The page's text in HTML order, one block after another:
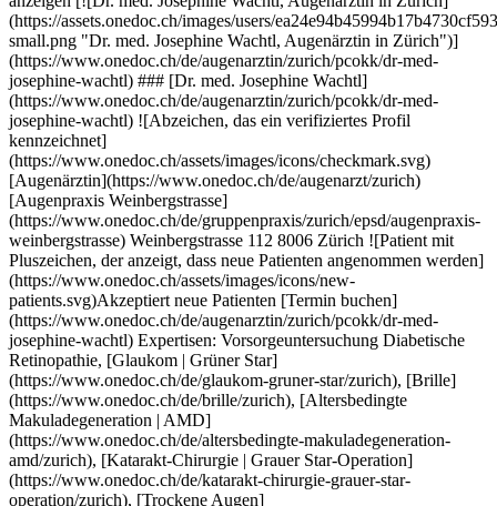
chtl) Expertisen: Vorsorgeuntersuchung Diabetische Retinopathie, [Glaukom | Grüner Star](https://www.onedoc.ch/de/glaukom-gruner-star/zurich), [Brille](https://www.onedoc.ch/de/brille/zurich), [Altersbedingte Makuladegeneration | AMD](https://www.onedoc.ch/de/altersbedingte-makuladegeneration-amd/zurich), [Katarakt-Chirurgie | Grauer Star-Operation](https://www.onedoc.ch/de/katarakt-chirurgie-grauer-star-operation/zurich), [Trockene Augen](https://www.onedoc.ch/de/trockene-augen/zurich), [Sehtest für den Führerschein](https://www.onedoc.ch/de/sehtest-fur-den-fuhrerschein/zurich), [Konjunktivitis | Bindehautentzündung](https://www.onedoc.ch/de/konjunktivitis-bindehautentzundung/zurich), [Gesichtsfeld](https://www.onedoc.ch/de/gesichtsfeld/zurich)Mehr anzeigen Expertisen: Vorsorgeuntersuchung Diabetische Retinopathie, [Glaukom | Grüner Star](https://www.onedoc.ch/de/glaukom-gruner-star/zurich), [Brille](https://www.onedoc.ch/de/brille/zurich), [Altersbedingte Makuladegeneration | AMD](https://www.onedoc.ch/de/altersbedingte-makuladegeneration-amd/zurich), [Katarakt-Chirurgie | Grauer Star-Operation](https://www.onedoc.ch/de/katarakt-chirurgie-grauer-star-operation/zurich), [Trockene Augen](https://www.onedoc.ch/de/trockene-augen/zurich), [Sehtest für den Führerschein](https://www.onedoc.ch/de/sehtest-fur-den-fuhrerschein/zurich), [Konjunktivitis | Bindehautentzündung](https://www.onedoc.ch/de/konjunktivitis-bindehautentzundung/zurich), [Gesichtsfeld](https://www.onedoc.ch/de/gesichtsfeld/zurich)Mehr anzeigen [![Dr. med. Andrea Olenik Memmel, Augenärztin in Zürich](https://assets.onedoc.ch/images/users/d9ecfc8cea8ef9b87b552c560af542634e550374cd0aade26d2d472569791249-small.jpg "Dr. med. Andrea Olenik Memmel, Augenärztin in Zürich")](https://www.onedoc.ch/de/augenarztin/zurich/pbji8/dr-med-andrea-olenik-memmel) ### [Dr. med. Andrea Olenik Memmel](https://www.onedoc.ch/de/augenarztin/zurich/pbji8/dr-med-andrea-olenik-memmel) ![Abzeichen, das ein verifiziertes Profil kennzeichnet](https://www.onedoc.ch/assets/images/icons/checkmark.svg) [Augenärztin](https://www.onedoc.ch/de/augenarzt/zurich) [Limmat Augenzentrum](https://www.onedoc.ch/de/medizinisches-zentrum/zurich/ewji/limmat-augenzentrum) Hardturmstrasse 133 8005 Zürich ![Patient mit Pluszeichen, der anzeigt, dass neue Patienten angenommen werden](https://www.onedoc.ch/assets/images/icons/new-patients.svg)Akzeptiert neue Patienten [Termin buchen](https://www.onedoc.ch/de/augenarztin/zurich/pbji8/dr-med-andrea-olenik-memmel) Expertisen: Vorsorgeuntersuchung Diabetische Retinopathie, [Altersbedingte Makuladegeneration | AMD](https://www.onedoc.ch/de/altersbedingte-makuladegeneration-amd/zurich), [Augencheck | Untersuchung der Sehkraft | Visustest](https://www.onedoc.ch/de/augencheck-untersuchung-der-sehkraft-visustest/zurich), [Katarakt-Chirurgie | Grauer Star-Operation](https://www.onedoc.ch/de/katarakt-chirurgie-grauer-star-operation/zurich), [Netzhautchirurgie](https://www.onedoc.ch/de/netzhautchirurgie/zurich)Mehr anzeigen Expertisen: Vorsorgeuntersuchung Diabetische Retinopathie, [Altersbedingte Makuladegeneration | AMD](https://www.onedoc.ch/de/altersbedingte-makuladegeneration-amd/zurich), [Augencheck | Untersuchung der Sehkraft | Visustest](https://www.onedoc.ch/de/augencheck-untersuchung-der-sehkraft-visustest/zurich), [Katarakt-Chirurgie | Grauer Star-Operation](https://www.onedoc.ch/de/katarakt-chirurgie-grauer-star-operation/zurich), [Netzhautchirurgie](https://www.onedoc.ch/de/netzhautchirurgie/zurich)Mehr anzeigen [![Dipl. Arzt Silvan Locher, Augenarzt in Zürich](https://assets.onedoc.ch/images/users/845338e5be60a4a58399299685603bb69fa03962a7114b9cf320fc78217b2a1c-small.jpg "Dipl. Arzt Silvan Locher, Augenarzt in Zürich")](https://www.onedoc.ch/de/augenarzt/zurich/pcqyr/dipl-arzt-silvan-locher) ### [Dipl. Arzt Silvan Locher](https://www.onedoc.ch/de/augenarzt/zurich/pcqyr/dipl-arzt-silvan-locher) ![Abzeichen, das ein verifiziertes Profil kennzeichnet](https://www.onedoc.ch/assets/images/icons/checkmark.svg) [Augenarzt](https://www.onedoc.ch/de/augenarzt/zurich) [AMC - Eye Clinic Flughafen](https://www.onedoc.ch/de/medizinische-praxis/zurich/e91x/amc-eye-clinic-flughafen) Prime Center 1 8060 Zürich ![Patient mit Pluszeichen, der anzeigt, dass neue Patienten angenommen werden](https://www.onedoc.ch/assets/images/icons/new-patients.svg)Akzeptiert neue Patienten [Termin buchen](https://www.onedoc.ch/de/augenarzt/zurich/pcqyr/dipl-arzt-silvan-locher) Expertisen: Vorsorgeuntersuchung Diabetische Retinopathie, [Augencheck | Untersuchung der Sehkraft | Visustest](https://www.onedoc.ch/de/augencheck-untersuchung-der-sehkraft-visustest/zurich), [Trockene Augen](https://www.onedoc.ch/de/trockene-augen/zurich), [Konjunktivitis | Bindehautentzündung](https://www.onedoc.ch/de/konjunktivitis-bindehautentzundung/zurich), [Glaukom | Grüner Star](https://www.onedoc.ch/de/glaukom-gruner-star/zurich), [Katarakt | Grauer Star](https://www.onedoc.ch/de/katarakt-grauer-star/zurich), [Altersbedingte Makuladegeneration | AMD](https://www.onedoc.ch/de/altersbedingte-makuladegeneration-amd/zurich), [Pädiatrische Ophthalmologie](https://www.onedoc.ch/de/padiatrische-ophthalmologie/zurich), [Strabismus | Schielen](https://www.onedoc.ch/de/strabismus-schielen/zurich)Mehr anzeigen Expertisen: Vorsorgeuntersuchung Diabetische Retinopathie, [Augencheck | Untersuchung der Sehkraft | Visustest](https://www.onedoc.ch/de/augencheck-untersuchung-der-sehkraft-visustest/zurich), [Trockene Augen](https://www.onedoc.ch/de/trockene-augen/zurich), [Konjunktivitis | Bindehautentzündung](https://www.onedoc.ch/de/konjunktivitis-bindehautentzundung/zurich), [Glaukom | Grüner Star](https://www.onedoc.ch/de/glaukom-gruner-star/zurich), [Katarakt | Grauer Star](https://www.onedoc.ch/de/katarakt-grauer-star/zurich), [Altersbedingte Makuladegeneration | AMD](https://www.onedoc.ch/de/altersbedingte-makuladegeneration-amd/zurich), [Pädiatrische Ophthalmologie](https://www.onedoc.ch/de/padiatrische-ophthalmologie/zurich), [Strabismus | Schielen](https://www.onedoc.ch/de/strabismus-schielen/zurich)Mehr anzeigen [![Dr. med. Selina Zamboni, Augenärztin in Zürich](https://assets.onedoc.ch/images/users/62eca107513cc631743e9a6cd4c4625f5ad07b2df4ab7d9cb6b26ccab277e3c3-small.png "Dr. med. Selina Zamboni, Augenärztin in Zürich")](https://www.onedoc.ch/de/augenarztin/zurich/pcrxl/dr-med-selina-zamboni) ### [Dr. med. Selina Zamboni](https://www.onedoc.ch/de/augenarztin/zurich/pcrxl/dr-med-selina-zamboni) ![Abzeichen, das ein verifiziertes Profil kennzeichnet](https://www.onedoc.ch/assets/images/icons/checkmark.svg) [Augenärztin](https://www.onedoc.ch/de/augenarzt/zurich) [Augen Zürichberg](https://www.onedoc.ch/de/medizinische-praxis/zurich/ebag3/augen-zurichberg) Zürichbergstrasse 34 8044 Zürich ![Patient mit Pluszeichen, der anzeigt, dass neue Patienten angenommen werden](https://www.onedoc.ch/assets/images/icons/new-patients.svg)Akzeptiert neue Patienten [Termin buchen](https://www.onedoc.ch/de/augenarztin/zurich/pcrxl/dr-med-selina-zamboni) Expertisen: Vorsorgeuntersuchung Diabetische Retinopathie, [Altersbedingte Makuladegeneration | AMD](https://www.onedoc.ch/de/altersbedingte-makuladegeneration-amd/zurich), [Katarakt | Grauer Star](https://www.onedoc.ch/de/katarakt-grauer-star/zurich), [Glaukom | Grüner Star](https://www.onedoc.ch/de/glaukom-gruner-star/zurich), [Trockene Augen](https://www.onedoc.ch/de/trockene-augen/zurich), [Pädiatrische Ophthalmologie](https://www.onedoc.ch/de/padiatrische-ophthalmologie/zurich)Mehr anzeigen Expertisen: Vorsorgeuntersuchung Diabetische Retinopathie, [Altersbedingte Makuladegeneration | AMD](https://www.onedoc.ch/de/altersbedingte-makuladegeneration-amd/zurich), [Katarakt | Grauer Star](https://www.onedoc.ch/de/katarakt-grauer-star/zurich), [Glaukom | Grüner Star](https://www.onedoc.ch/de/glaukom-gruner-star/zurich), [Trockene Augen](https://www.onedoc.ch/de/trockene-augen/zurich), [Pädiatrische Ophthalmologie](https://www.onedoc.ch/de/padiatrische-ophthalmologie/zurich)Mehr anzeigen [![Dr. Maria Komm, Augenärztin in Zürich](https://assets.onedoc.ch/images/users/d837db7d55d896ac02250e1ddfdfebd98dbc28c7aa6a962bb9e047b3e8b07f75-small.jpg "Dr. Maria Komm, Augenärztin in Zürich")](https://www.onedoc.ch/de/augenarztin/zurich/pcvsg/dr-maria-komm) ### [Dr. Maria Komm](https://www.onedoc.ch/de/augenarztin/zurich/pcvsg/dr-maria-komm) [Augenärztin](https://www.onedoc.ch/de/augenarzt/zurich) [Augenpraxis Weinbergstrasse](https://www.onedoc.ch/de/gruppenpraxis/zurich/epsd/augenpraxis-weinbergstrasse) Weinbergstrasse 112 8006 Zürich ![Patient mit Pluszeichen, der anzeigt, dass neue Patienten angenommen werden](https://www.onedoc.ch/assets/images/icons/new-patients.svg)Akzeptiert neue Patienten [Termin buchen](https://www.onedoc.ch/de/augenarztin/zurich/pcvsg/dr-maria-komm) Expertisen: Vorsorgeuntersuchung Diabetische Retinopathie, [Altersbedingte Makuladegeneration | AMD](https://www.onedoc.ch/de/altersbedingte-makuladegeneration-amd/zurich), [Brille](https://www.onedoc.ch/de/brille/zurich), [Glaukom | Grüner Star](https://www.onedoc.ch/de/glaukom-gruner-star/zurich), [Katarakt | Grauer Star](https://www.onedoc.ch/de/katarakt-grauer-star/zurich), [Kurzsichtigkeit | Myopie](https://www.onedoc.ch/de/kurzsichtigkeit-myopie/zurich), [Pädiatrische Ophthalmologie](https://www.onedoc.ch/de/padiatrische-ophthalmologie/zurich), [Strabismus | Schielen](https://www.onedoc.ch/de/strabismus-schielen/zurich), [Uveitis](https://www.onedoc.ch/de/uveitis/zurich)Mehr anzeigen Expertisen: Vorsorgeuntersuchung Diabetische Retinopathie, [Altersbedingte Makuladegeneration | AMD](https://www.onedoc.ch/de/altersbedingte-makuladegeneration-amd/zurich), [Brille](https://www.onedoc.ch/de/brille/zurich), [Glaukom | Grüner Star](https://www.onedoc.ch/de/glaukom-gruner-star/zurich), [Katarakt | Grauer Star](https://www.onedoc.ch/de/katarakt-grauer-star/zurich), [Kur